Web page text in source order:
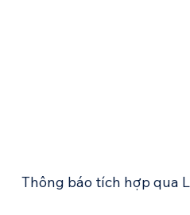
Thông báo tích hợp qua